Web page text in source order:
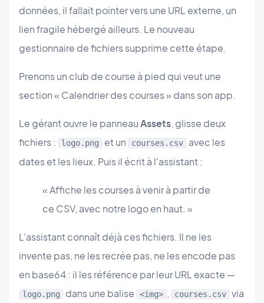
données, il fallait pointer vers une URL externe, un
lien fragile hébergé ailleurs. Le nouveau
gestionnaire de fichiers supprime cette étape.
Prenons un club de course à pied qui veut une
section « Calendrier des courses » dans son app.
Le gérant ouvre le panneauAssets, glisse deux
fichiers :
logo.png et un courses.csv
avec les
dates et les lieux. Puis il écrit à l'assistant :
« Affiche les courses à venir à partir de
ce CSV, avec notre logo en haut. »
L'assistant connaît déjà ces fichiers. Il ne les
invente pas, ne les recrée pas, ne les encode pas
en base64 : il les référence par leur URL exacte —
logo.png dans une balise <img> , courses.csv via